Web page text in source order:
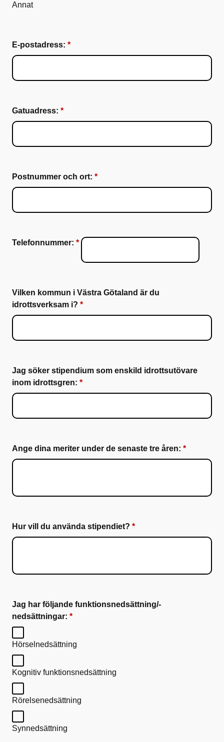
Annat
E-postadress:
Gatuadress:
Postnummer och ort:
Telefonnummer:
Vilken kommun i Västra Götaland är du
idrottsverksam i?
Jag söker stipendium som enskild idrottsutövare
inom idrottsgren:
Ange dina meriter under de senaste tre åren:
Hur vill du använda stipendiet?
Jag har följande funktionsnedsättning/-
nedsättningar:
Hörselnedsättning
Kognitiv funktionsnedsättning
Rörelsenedsättning
Synnedsättning